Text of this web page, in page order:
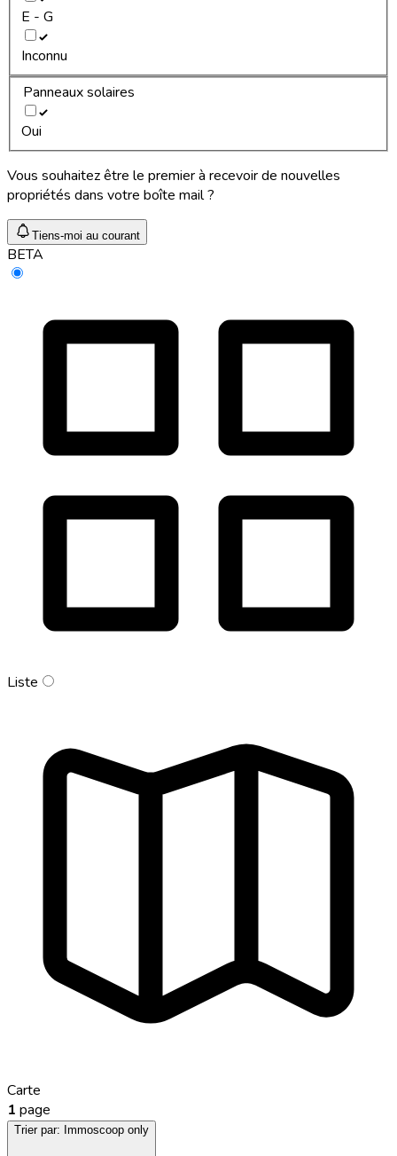
E - G
Inconnu
Panneaux solaires
Oui
Vous souhaitez être le premier à recevoir de nouvelles
propriétés dans votre boîte mail ?
Tiens-moi au courant
BETA
Liste
Carte
1 page
Trier par: Immoscoop only